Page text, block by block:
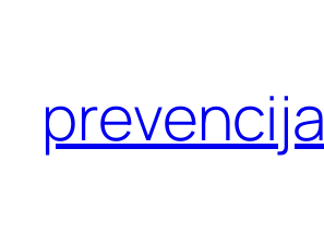
prevencija